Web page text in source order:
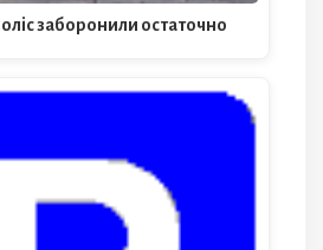
заборонили остаточно